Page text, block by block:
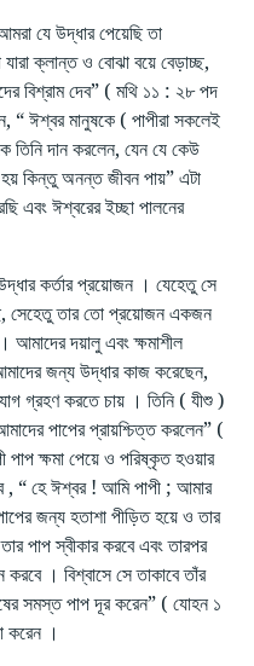
যে উদ্ধার পেয়েছি তা
ক্লান্ত ও বোঝা বয়ে বেড়াচ্ছ,
বিশ্রাম দেব” ( মথি ১১ : ২৮ পদ
ঈশ্বর মানুষকে ( পাপীরা সকলেই
দান করলেন, যেন যে কেউ
হয় কিন্তু অনন্ত জীবন পায়” এটা
এবং ঈশ্বরের ইচ্ছা পালনের
কর্তার প্রয়োজন । যেহেতু সে
সেহেতু তার তো প্রয়োজন একজন
আমাদের দয়ালু এবং ক্ষমাশীল
জন্য উদ্ধার কাজ করেছেন,
গ্রহণ করতে চায় । তিনি ( যীশু )
পাপের প্রায়শ্চিত্ত করলেন” (
ক্ষমা পেয়ে ও পরিষ্কৃত হওয়ার
, “ হে ঈশ্বর ! আমি পাপী ; আমার
জন্য হতাশা পীড়িত হয়ে ও তার
পাপ স্বীকার করবে এবং তারপর
করবে । বিশ্বাসে সে তাকাবে তাঁর
সমস্ত পাপ দূর করেন” ( যোহন ১
করেন ।